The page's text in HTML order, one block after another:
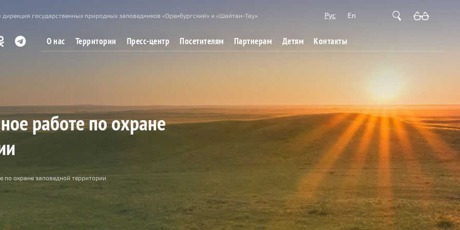
государственных природных заповедников «Оренбургский» и «Шайтан-Тау» Рус En
О нас Территории Пресс-центр Посетителям Партнерам Детям Контакты
работе по охране
охране заповедной территории